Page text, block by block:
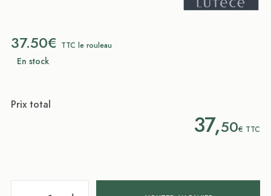
37.50€ TTC le rouleau
En stock
Prix total
37,50€ TTC